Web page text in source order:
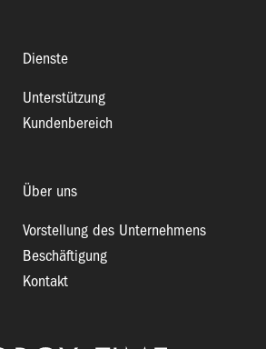
Dienste
Unterstützung
Kundenbereich
Über uns
Vorstellung des Unternehmens
Beschäftigung
Kontakt